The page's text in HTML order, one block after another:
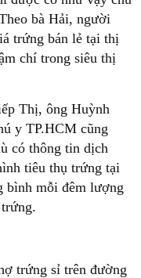
bà Hải, người
trứng bán lẻ tại thị
chí trong siêu thị
Thị, ông Huỳnh
y TP.HCM cũng
có thông tin dịch
tiêu thụ trứng tại
bình mỗi đêm lượng
trứng sỉ trên đường